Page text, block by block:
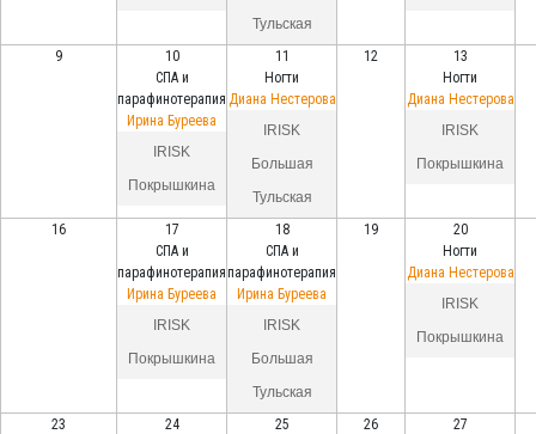
Тульская
9
10
СПА и
парафинотерапия
Ирина Буреева
IRISK
Покрышкина
11
Ногти
Диана Нестерова
IRISK
Большая
Тульская
12
13
Ногти
Диана Нестерова
IRISK
Покрышкина
16
17
СПА и
парафинотерапия
Ирина Буреева
IRISK
Покрышкина
18
СПА и
парафинотерапия
Ирина Буреева
IRISK
Большая
Тульская
19
20
Ногти
Диана Нестерова
IRISK
Покрышкина
23
24
25
26
27